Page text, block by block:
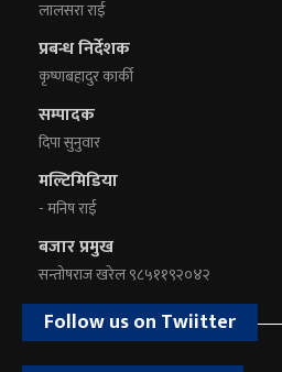
लालसरा राई
प्रबन्ध निर्देशक
कृष्णबहादुर कार्की
सम्पादक
दिपा सुनुवार
मल्टिमिडिया
- मनिष राई
बजार प्रमुख
सन्तोषराज खरेल ९८५११९२०४२
Follow us on Twiitter